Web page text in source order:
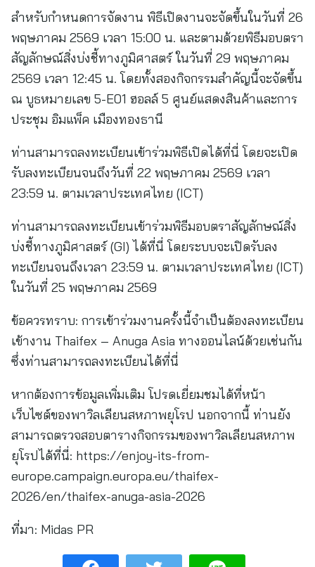
สำหรับกำหนดการจัดงาน พิธีเปิดงานจะจัดขึ้นในวันที่ 26
พฤษภาคม 2569 เวลา 15:00 น. และตามด้วยพิธีมอบตรา
สัญลักษณ์สิ่งบ่งชี้ทางภูมิศาสตร์ ในวันที่ 29 พฤษภาคม
2569 เวลา 12:45 น. โดยทั้งสองกิจกรรมสำคัญนี้จะจัดขึ้น
ณ บูธหมายเลข 5-E01 ฮอลล์ 5 ศูนย์แสดงสินค้าและการ
ประชุม อิมแพ็ค เมืองทองธานี
ท่านสามารถลงทะเบียนเข้าร่วมพิธีเปิดได้ที่นี่ โดยจะเปิด
รับลงทะเบียนจนถึงวันที่ 22 พฤษภาคม 2569 เวลา
23:59 น. ตามเวลาประเทศไทย (ICT)
ท่านสามารถลงทะเบียนเข้าร่วมพิธีมอบตราสัญลักษณ์สิ่ง
บ่งชี้ทางภูมิศาสตร์ (GI) ได้ที่นี่ โดยระบบจะเปิดรับลง
ทะเบียนจนถึงเวลา 23:59 น. ตามเวลาประเทศไทย (ICT)
ในวันที่ 25 พฤษภาคม 2569
ข้อควรทราบ: การเข้าร่วมงานครั้งนี้จำเป็นต้องลงทะเบียน
เข้างาน Thaifex – Anuga Asia ทางออนไลน์ด้วยเช่นกัน
ซึ่งท่านสามารถลงทะเบียนได้ที่นี่
หากต้องการข้อมูลเพิ่มเติม โปรดเยี่ยมชมได้ที่หน้า
เว็บไซต์ของพาวิลเลียนสหภาพยุโรป นอกจากนี้ ท่านยัง
สามารถตรวจสอบตารางกิจกรรมของพาวิลเลียนสหภาพ
ยุโรปได้ที่นี่: https://enjoy-its-from-
europe.campaign.europa.eu/thaifex-
2026/en/thaifex-anuga-asia-2026
ที่มา: Midas PR